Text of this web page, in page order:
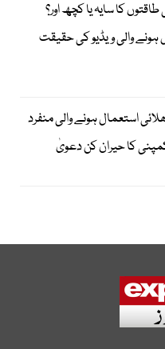
کا سایہ یا کچھ اور؟
ہونے والی ویڈیو کی حقیقت
استعمال ہونے والی منفرد
کا حیران کن دعویٰ